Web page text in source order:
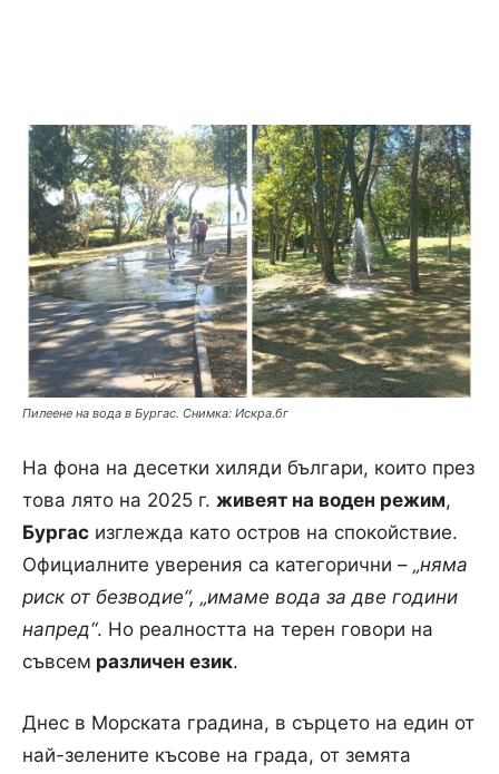
Пилеене на вода в Бургас. Снимка: Искра.бг
На фона на десетки хиляди българи, които през
това лято на 2025 г. живеят на воден режим,
Бургас изглежда като остров на спокойствие.
Официалните уверения са категорични – „няма
риск от безводие“, „имаме вода за две години
напред“. Но реалността на терен говори на
съвсем различен език.
Днес в Морската градина, в сърцето на един от
най-зелените късове на града, от земята